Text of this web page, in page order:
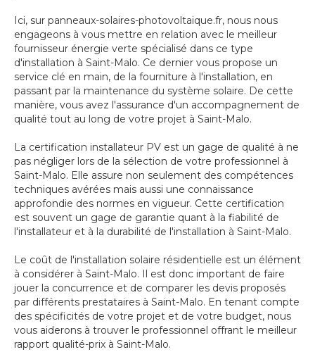
Ici, sur panneaux-solaires-photovoltaique.fr, nous nous
engageons à vous mettre en relation avec le meilleur
fournisseur énergie verte spécialisé dans ce type
d'installation à Saint-Malo. Ce dernier vous propose un
service clé en main, de la fourniture à l'installation, en
passant par la maintenance du système solaire. De cette
manière, vous avez l'assurance d'un accompagnement de
qualité tout au long de votre projet à Saint-Malo.
La certification installateur PV est un gage de qualité à ne
pas négliger lors de la sélection de votre professionnel à
Saint-Malo. Elle assure non seulement des compétences
techniques avérées mais aussi une connaissance
approfondie des normes en vigueur. Cette certification
est souvent un gage de garantie quant à la fiabilité de
l'installateur et à la durabilité de l'installation à Saint-Malo.
Le coût de l'installation solaire résidentielle est un élément
à considérer à Saint-Malo. Il est donc important de faire
jouer la concurrence et de comparer les devis proposés
par différents prestataires à Saint-Malo. En tenant compte
des spécificités de votre projet et de votre budget, nous
vous aiderons à trouver le professionnel offrant le meilleur
rapport qualité-prix à Saint-Malo.